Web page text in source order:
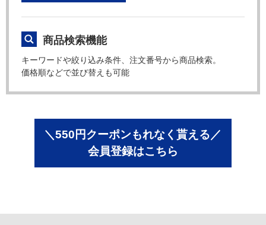
商品検索機能
キーワードや絞り込み条件、注文番号から商品検索。
価格順などで並び替えも可能
＼550円クーポンもれなく貰える／
会員登録はこちら